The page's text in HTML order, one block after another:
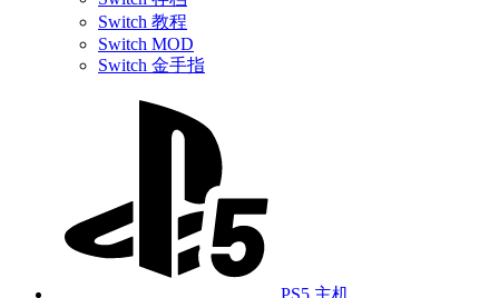
Switch 教程
Switch MOD
Switch 金手指